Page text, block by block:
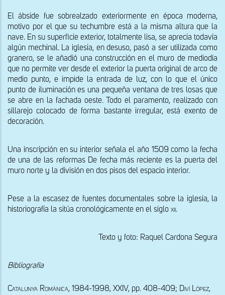
El ábside fue sobrealzado exteriormente en época moderna,
motivo por el que su techumbre está a la misma altura que la
nave. En su superficie exterior, totalmente lisa, se aprecia todavía
algún mechinal. La iglesia, en desuso, pasó a ser utilizada como
granero, se le añadió una construcción en el muro de mediodía
que no permite ver desde el exterior la puerta original de arco de
medio punto, e impide la entrada de luz, con lo que el único
punto de iluminación es una pequeña ventana de tres losas que
se abre en la fachada oeste. Todo el paramento, realizado con
sillarejo colocado de forma bastante irregular, está exento de
decoración.
Una inscripción en su interior señala el año 1509 como la fecha
de una de las reformas De fecha más reciente es la puerta del
muro norte y la división en dos pisos del espacio interior.
Pese a la escasez de fuentes documentales sobre la iglesia, la
historiografía la sitúa cronológicamente en el siglo xii.
Texto y foto: Raquel Cardona Segura
Bibliografía
Catalunya Romànica, 1984-1998, XXIV, pp. 408-409; Diví López,